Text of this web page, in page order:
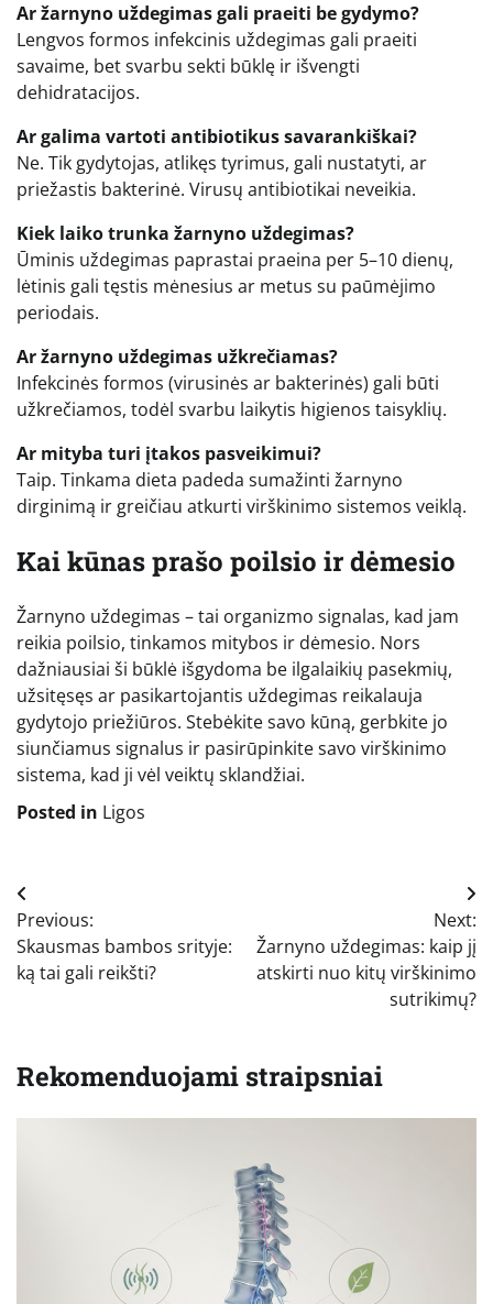
Ar žarnyno uždegimas gali praeiti be gydymo?
Lengvos formos infekcinis uždegimas gali praeiti
savaime, bet svarbu sekti būklę ir išvengti
dehidratacijos.
Ar galima vartoti antibiotikus savarankiškai?
Ne. Tik gydytojas, atlikęs tyrimus, gali nustatyti, ar
priežastis bakterinė. Virusų antibiotikai neveikia.
Kiek laiko trunka žarnyno uždegimas?
Ūminis uždegimas paprastai praeina per 5–10 dienų,
lėtinis gali tęstis mėnesius ar metus su paūmėjimo
periodais.
Ar žarnyno uždegimas užkrečiamas?
Infekcinės formos (virusinės ar bakterinės) gali būti
užkrečiamos, todėl svarbu laikytis higienos taisyklių.
Ar mityba turi įtakos pasveikimui?
Taip. Tinkama dieta padeda sumažinti žarnyno
dirginimą ir greičiau atkurti virškinimo sistemos veiklą.
Kai kūnas prašo poilsio ir dėmesio
Žarnyno uždegimas – tai organizmo signalas, kad jam
reikia poilsio, tinkamos mitybos ir dėmesio. Nors
dažniausiai ši būklė išgydoma be ilgalaikių pasekmių,
užsitęsęs ar pasikartojantis uždegimas reikalauja
gydytojo priežiūros. Stebėkite savo kūną, gerbkite jo
siunčiamus signalus ir pasirūpinkite savo virškinimo
sistema, kad ji vėl veiktų sklandžiai.
Posted in Ligos
Navigacija
tarp
įrašų
Previous:
Skausmas bambos srityje:
ką tai gali reikšti?
Next:
Žarnyno uždegimas: kaip jį
atskirti nuo kitų virškinimo
sutrikimų?
Rekomenduojami straipsniai